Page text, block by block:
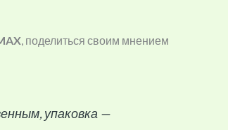
, поделиться своим мнением
упаковка —